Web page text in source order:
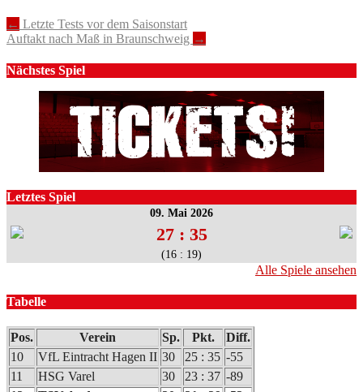
Post
navigation
← Letzte Tests vor dem Saisonstart
Auftakt nach Maß in Braunschweig →
Nächstes Spiel
Letztes Spiel
09. Mai 2026
27 : 35
(16 : 19)
Alle Spiele ansehen
Tabelle
Pos. Verein Sp. Pkt.
Diff.
10
VfL Eintracht Hagen II 30 25 : 35 -55
11
HSG Varel 30 23 : 37 -89